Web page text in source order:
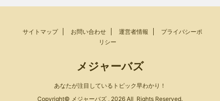
サイトマップ お問い合わせ 運営者情報
プライバシーポ
リシー
メジャーバズ
あなたが注目しているトピック早わかり！
Copyright© メジャーバズ , 2026 All Rights Reserved.